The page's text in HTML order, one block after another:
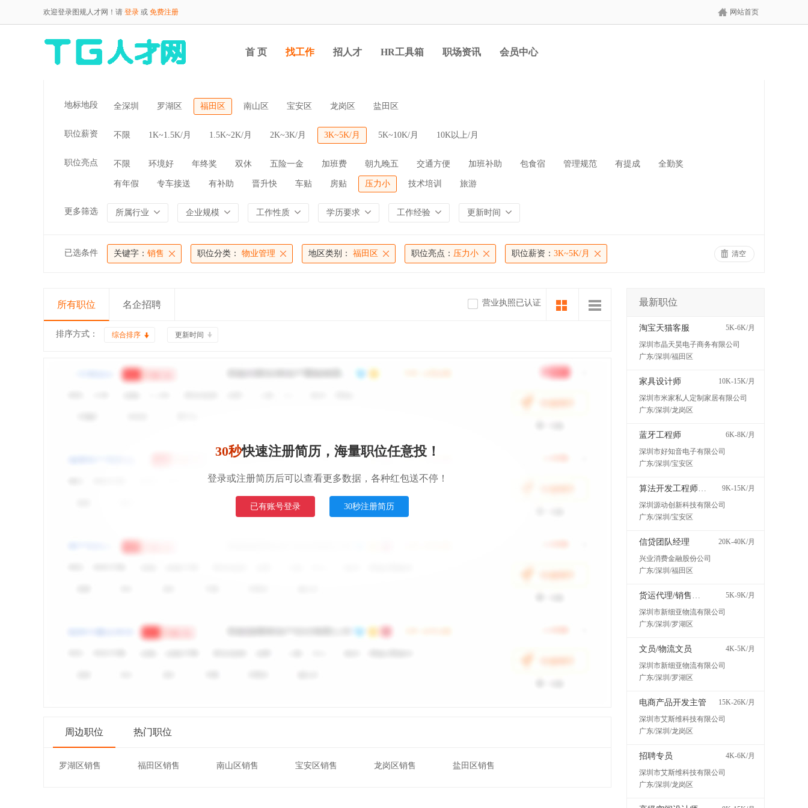
欢迎登录图规人才网！请 登录 或 免费注册 网站首页
首 页 找工作 招人才 HR工具箱 职场资讯 会员中心
地标地段 全深圳 罗湖区 福田区 南山区 宝安区 龙岗区 盐田区
职位薪资 不限 1K~1.5K/月 1.5K~2K/月 2K~3K/月 3K~5K/月 5K~10K/月 10K以上/月
职位亮点 不限 环境好 年终奖 双休 五险一金 加班费 朝九晚五 交通方便 加班补助 包食宿 管理规范 有提成 全勤奖
有年假 专车接送 有补助 晋升快 车贴 房贴 压力小 技术培训 旅游
更多筛选 所属行业 企业规模 工作性质 学历要求 工作经验 更新时间
已选条件 关键字： 销售 职位分类： 物业管理 地区类别： 福田区 职位亮点： 压力小 职位薪资： 3K~5K/月 清空
所有职位 名企招聘 营业执照已认证
排序方式： 综合排序 更新时间
30秒快速注册简历，海量职位任意投！
登录或注册简历后可以查看更多数据，各种红包送不停！
已有账号登录 30秒注册简历
周边职位 热门职位
罗湖区销售 福田区销售 南山区销售 宝安区销售 龙岗区销售 盐田区销售
最新职位
淘宝天猫客服
5K-6K/月
深圳市晶天昊电子商务有限公司
广东/深圳/福田区
家具设计师
10K-15K/月
深圳市米家私人定制家居有限公司
广东/深圳/龙岗区
蓝牙工程师
6K-8K/月
深圳市好知音电子有限公司
广东/深圳/宝安区
算法开发工程师（医疗器械）
9K-15K/月
深圳源动创新科技有限公司
广东/深圳/宝安区
信贷团队经理
20K-40K/月
兴业消费金融股份公司
广东/深圳/福田区
货运代理/销售代表
5K-9K/月
深圳市新细亚物流有限公司
广东/深圳/罗湖区
文员/物流文员
4K-5K/月
深圳市新细亚物流有限公司
广东/深圳/罗湖区
电商产品开发主管
15K-26K/月
深圳市艾斯维科技有限公司
广东/深圳/龙岗区
招聘专员
4K-6K/月
深圳市艾斯维科技有限公司
广东/深圳/龙岗区